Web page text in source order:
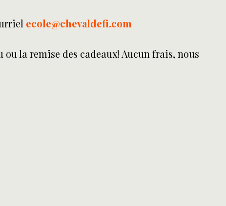
ecole@chevaldefi.com
la remise des cadeaux! Aucun frais, nous